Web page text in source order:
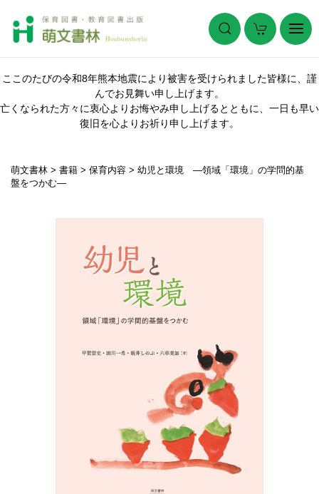
ここのたびの令和8年熊本地震により被害を受けられました皆様に、謹
んでお見舞い申し上げます。
亡くなられた方々に衷心よりお悔やみ申し上げるとともに、一日も早い
復旧を心よりお祈り申し上げます。
萌文書林 > 書籍 > 保育内容 > 幼児と環境 ―領域「環境」の学問的基
盤をつかむ―